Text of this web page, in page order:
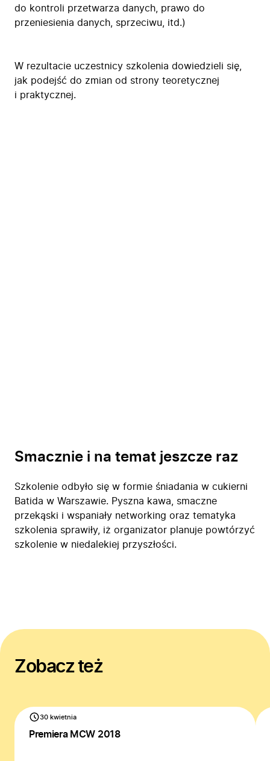
do kontroli przetwarza danych, prawo do
przeniesienia danych, sprzeciwu, itd.)
W rezultacie uczestnicy szkolenia dowiedzieli się,
jak podejść do zmian od strony teoretycznej
i praktycznej.
Smacznie i na temat jeszcze raz
Szkolenie odbyło się w formie śniadania w cukierni
Batida w Warszawie. Pyszna kawa, smaczne
przekąski i wspaniały networking oraz tematyka
szkolenia sprawiły, iż organizator planuje powtórzyć
szkolenie w niedalekiej przyszłości.
Zobacz też
30 kwietnia
Premiera MCW 2018